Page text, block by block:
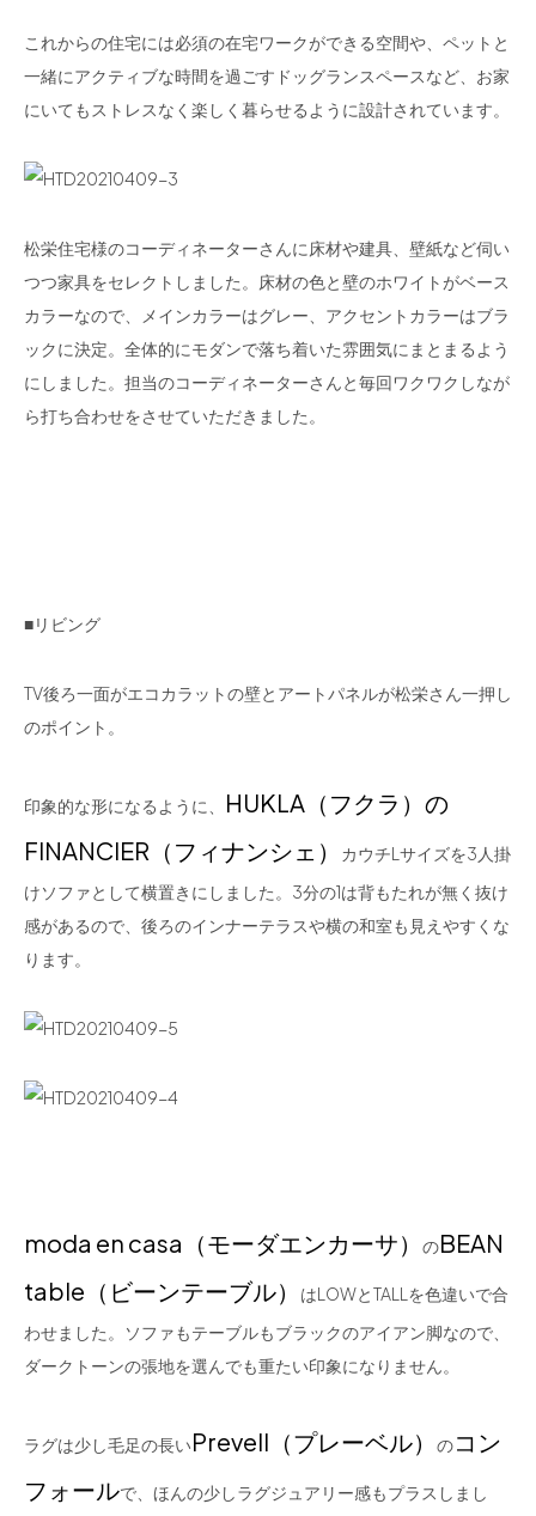
これからの住宅には必須の在宅ワークができる空間や、ペットと
一緒にアクティブな時間を過ごすドッグランスペースなど、お家
にいてもストレスなく楽しく暮らせるように設計されています。
松栄住宅様のコーディネーターさんに床材や建具、壁紙など伺い
つつ家具をセレクトしました。床材の色と壁のホワイトがベース
カラーなので、メインカラーはグレー、アクセントカラーはブラ
ックに決定。全体的にモダンで落ち着いた雰囲気にまとまるよう
にしました。担当のコーディネーターさんと毎回ワクワクしなが
ら打ち合わせをさせていただきました。
■リビング
TV後ろ一面がエコカラットの壁とアートパネルが松栄さん一押し
のポイント。
印象的な形になるように、
HUKLA（フクラ）の
FINANCIER（フィナンシェ）
カウチLサイズを3人掛
けソファとして横置きにしました。3分の1は背もたれが無く抜け
感があるので、後ろのインナーテラスや横の和室も見えやすくな
ります。
moda en casa（モーダエンカーサ） のBEAN
table（ビーンテーブル）
はLOWとTALLを色違いで合
わせました。ソファもテーブルもブラックのアイアン脚なので、
ダークトーンの張地を選んでも重たい印象になりません。
ラグは少し毛足の長いPrevell（プレーベル） のコン
フォールで、ほんの少しラグジュアリー感もプラスしまし